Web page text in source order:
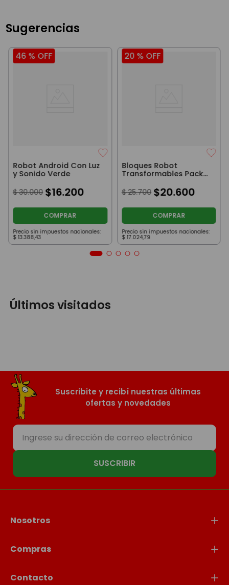
Sugerencias
46 % OFF
Robot Android Con Luz
y Sonido Verde
$ 30.000 $16.200
COMPRAR
Precio sin impuestos nacionales:
$ 13.388,43
20 % OFF
Bloques Robot
Transformables Pack
6 Al 0
$ 25.700 $20.600
COMPRAR
Precio sin impuestos nacionales:
$ 17.024,79
Últimos visitados
Suscribite y recibí nuestras últimas
ofertas y novedades
SUSCRIBIR
Nosotros
Compras
Contacto